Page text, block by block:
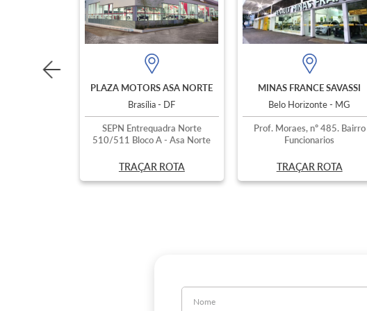
PLAZA MOTORS ASA NORTE
Brasília - DF
SEPN Entrequadra Norte
510/511 Bloco A - Asa Norte
TRAÇAR ROTA
MINAS FRANCE SAVASSI
Belo Horizonte - MG
Prof. Moraes, nº 485. Bairro
Funcionarios
TRAÇAR ROTA